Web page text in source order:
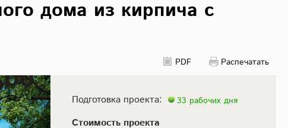
дома из кирпича с
PDF
Распечатать
Подготовка проекта: 33 рабочих дня
Стоимость проекта